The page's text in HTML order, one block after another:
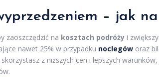
– jak
zaoszczędzić na kosztach podróży i
nawet 25% w przypadku noclegów oraz
skorzystasz z niższych cen i lepszych